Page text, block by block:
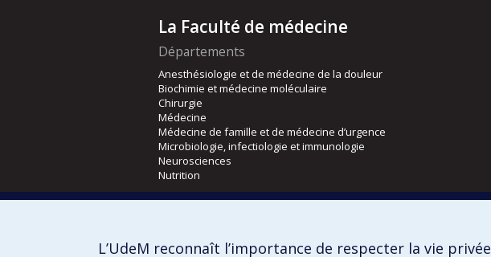
La Faculté de médecine
Départements
Anesthésiologie et de médecine de la douleur
Biochimie et médecine moléculaire
Chirurgie
Médecine
Médecine de famille et de médecine d’urgence
Microbiologie, infectiologie et immunologie
Neurosciences
Nutrition
Orthophonie et audiologie
L’UdeM reconnaît l’importance de respecter la vie privée